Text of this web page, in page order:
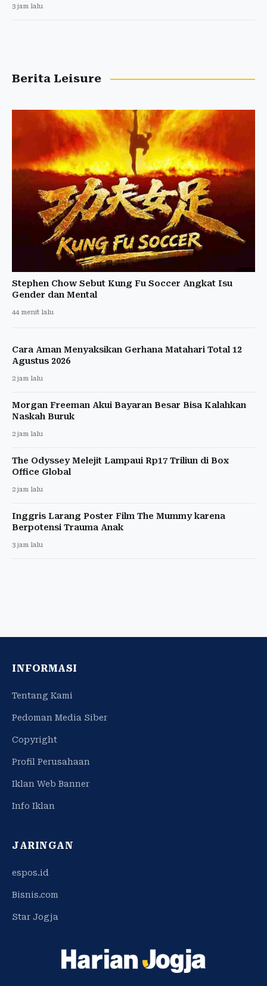
3 jam lalu
Berita Leisure
Stephen Chow Sebut Kung Fu Soccer Angkat Isu
Gender dan Mental
44 menit lalu
Cara Aman Menyaksikan Gerhana Matahari Total 12
Agustus 2026
2 jam lalu
Morgan Freeman Akui Bayaran Besar Bisa Kalahkan
Naskah Buruk
2 jam lalu
The Odyssey Melejit Lampaui Rp17 Triliun di Box
Office Global
2 jam lalu
Inggris Larang Poster Film The Mummy karena
Berpotensi Trauma Anak
3 jam lalu
INFORMASI
Tentang Kami
Pedoman Media Siber
Copyright
Profil Perusahaan
Iklan Web Banner
Info Iklan
JARINGAN
espos.id
Bisnis.com
Star Jogja